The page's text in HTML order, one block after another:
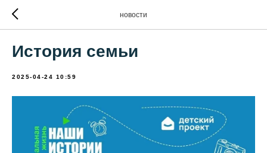
новости
История семьи
2025-04-24 10:59